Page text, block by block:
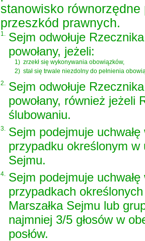
stanowisko
przeszkód prawnych.
1. Sejm odwołuje
powołany, jeżeli:
1) zrzekł się wykonywania obowiązków,
2) stał się trwale niezdolny do pełnienia
2.
Sejm odwołuje
powołany, również jeżeli
ślubowaniu.
3.
Sejm podejmuje
przypadku określonym w
Sejmu.
4.
Sejm podejmuje
przypadkach
Marszałka Sejmu lub
najmniej 3/5 głosów w
posłów.